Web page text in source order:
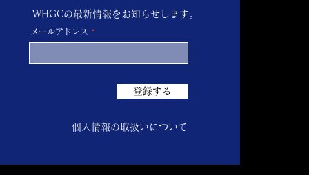
WHGCの最新情報をお知らせします。
メールアドレス
登録する
個人情報の取扱いについて